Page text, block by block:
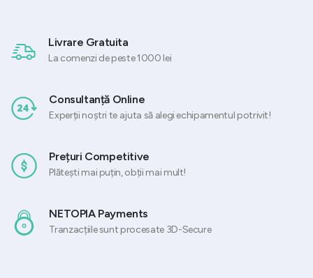
Livrare Gratuita
La comenzi de peste 1000 lei
Consultanță Online
Experții noștri te ajuta să alegi echipamentul potrivit!
Prețuri Competitive
Plătești mai puțin, obții mai mult!
NETOPIA Payments
Tranzacțiile sunt procesate 3D-Secure